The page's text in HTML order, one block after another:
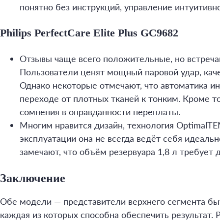
понятно без инструкций, управление
Philips PerfectCare Elite Plus GC9682
Отзывы чаще всего положительные, но
Пользователи ценят мощный паровой удар,
Однако некоторые отмечают, что автоматика
переходе от плотных тканей к тонким. Кроме
сомнения в оправданности переплаты.
Многим нравится дизайн, технология
эксплуатации она не всегда ведёт себя
замечают, что объём резервуара 1,8 л требует
Заключение
Обе модели — представители верхнего сегмента
каждая из которых способна обеспечить результат.